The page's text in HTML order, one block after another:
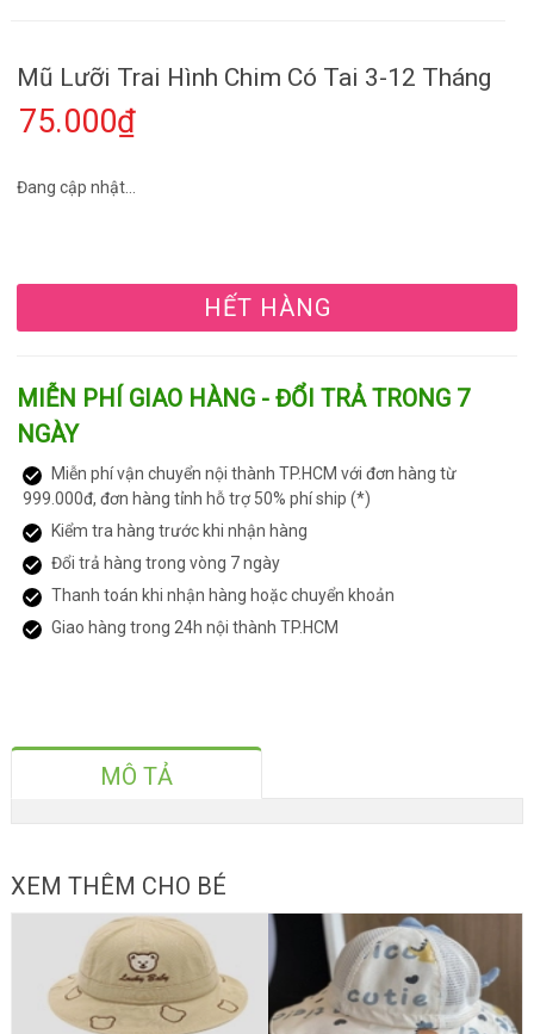
Mũ Lưỡi Trai Hình Chim Có Tai 3-12 Tháng
75.000₫
Đang cập nhật...
HẾT HÀNG
MIỄN PHÍ GIAO HÀNG - ĐỔI TRẢ TRONG 7
NGÀY
Miễn phí vận chuyển nội thành TP.HCM với đơn hàng từ
999.000đ, đơn hàng tỉnh hỗ trợ 50% phí ship (*)
Kiểm tra hàng trước khi nhận hàng
Đổi trả hàng trong vòng 7 ngày
Thanh toán khi nhận hàng hoặc chuyển khoản
Giao hàng trong 24h nội thành TP.HCM
MÔ TẢ
XEM THÊM CHO BÉ